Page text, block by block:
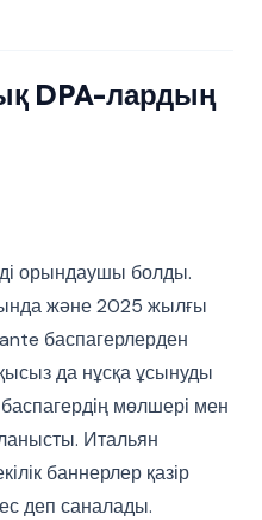
DPA-лардың
орындаушы болды.
және 2025 жылғы
баспагерлерден
да нұсқа ұсынуды
мөлшері мен
Итальян
баннерлер қазір
деп саналады.